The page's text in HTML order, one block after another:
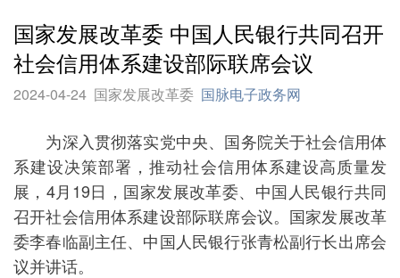
国家发展改革委 中国人民银行共同召开
社会信用体系建设部际联席会议
2024-04-24 国家发展改革委 国脉电子政务网
为深入贯彻落实党中央、国务院关于社会信用体
系建设决策部署，推动社会信用体系建设高质量发
展，4月19日，国家发展改革委、中国人民银行共同
召开社会信用体系建设部际联席会议。国家发展改革
委李春临副主任、中国人民银行张青松副行长出席会
议并讲话。